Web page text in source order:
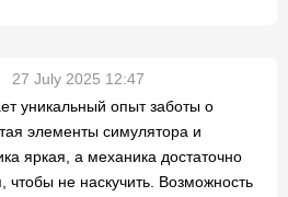
27 July 2025 12:47
уникальный опыт заботы о
элементы симулятора и
яркая, а механика достаточно
чтобы не наскучить. Возможность